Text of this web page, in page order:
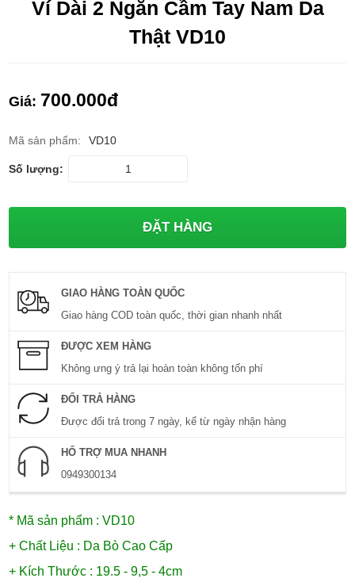
Ví Dài 2 Ngăn Cầm Tay Nam Da
Thật VD10
Giá: 700.000đ
Mã sản phẩm: VD10
Số lượng:
GIAO HÀNG TOÀN QUỐC
Giao hàng COD toàn quốc, thời gian nhanh nhất
ĐƯỢC XEM HÀNG
Không ưng ý trả lại hoàn toàn không tốn phí
ĐỔI TRẢ HÀNG
Được đổi trả trong 7 ngày, kể từ ngày nhận hàng
HỔ TRỢ MUA NHANH
0949300134
* Mã sản phẩm : VD10
+ Chất Liệu : Da Bò Cao Cấp
+ Kích Thước : 19.5 - 9,5 - 4cm